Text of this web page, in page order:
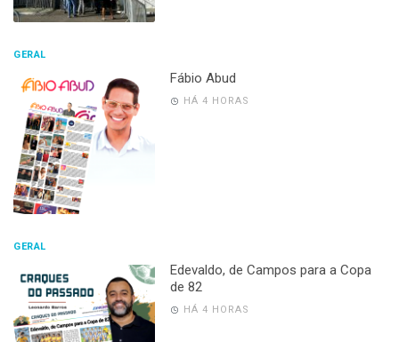
GERAL
Fábio Abud
HÁ 4 HORAS
GERAL
Edevaldo, de Campos para a Copa
de 82
HÁ 4 HORAS